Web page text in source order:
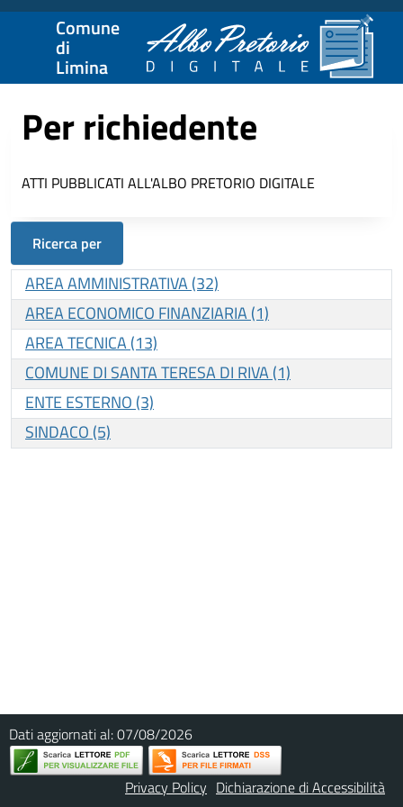
Comune
di
Limina
Per richiedente
ATTI PUBBLICATI ALL'ALBO PRETORIO DIGITALE
Ricerca per
AREA AMMINISTRATIVA (32)
AREA ECONOMICO FINANZIARIA (1)
AREA TECNICA (13)
COMUNE DI SANTA TERESA DI RIVA (1)
ENTE ESTERNO (3)
SINDACO (5)
Dati aggiornati al:07/08/2026
Dichiarazione di Accessibilità
Privacy Policy